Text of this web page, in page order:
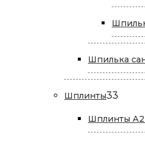
Шпилька
Шплинты33
Шплинты